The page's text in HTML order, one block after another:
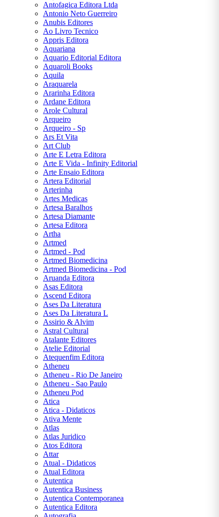
VERÍSSIMO
DOSTOIÉVSKI
MCFADDEN
GRACILIANO
GUIMARÃES
LOVECRAFT
ROWLING
Antofagica Editora Ltda
Antonio Neto Guerreiro
Anubis Editores
Ao Livro Tecnico
Appris Editora
Aquariana
Aquario Editorial Editora
Aquaroli Books
Aquila
Araquarela
Ararinha Editora
Ardane Editora
Arole Cultural
Arqueiro
Arqueiro - Sp
Ars Et Vita
Art Club
Arte E Letra Editora
Arte E Vida - Infinity Editorial
Arte Ensaio Editora
Artera Editorial
Arterinha
Artes Medicas
Artesa Baralhos
Artesa Diamante
Artesa Editora
Artha
Artmed
Artmed - Pod
Artmed Biomedicina
Artmed Biomedicina - Pod
Aruanda Editora
Asas Editora
Ascend Editora
Ases Da Literatura
Ases Da Literatura L
Assirio & Alvim
Astral Cultural
Atalante Editores
Atelie Editorial
Atequenfim Editora
Atheneu
Atheneu - Rio De Janeiro
Atheneu - Sao Paulo
Atheneu Pod
Atica
Atica - Didaticos
Ativa Mente
Atlas
Atlas Juridico
Atos Editora
Attar
Atual - Didaticos
Atual Editora
Autentica
Autentica Business
Autentica Contemporanea
Autentica Editora